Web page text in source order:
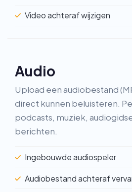
Video achteraf wijzigen
Audio
Upload een audiobestand
direct kunnen beluisteren.
podcasts, muziek,
berichten.
Ingebouwde audiospeler
Audiobestand achteraf